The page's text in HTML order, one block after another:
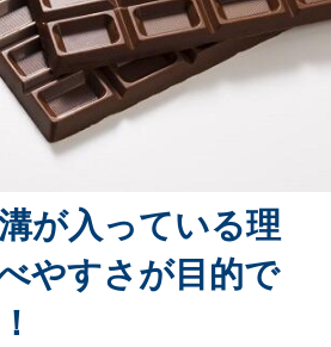
が入っている理
やすさが目的で